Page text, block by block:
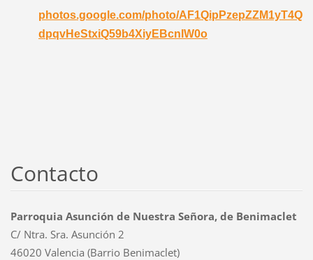
photos.google.com/photo/AF1QipPzepZZM1yT4Q
dpqvHeStxiQ59b4XiyEBcnIW0o
Contacto
Parroquia Asunción de Nuestra Señora, de Benimaclet
C/ Ntra. Sra. Asunción 2
46020 Valencia (Barrio Benimaclet)